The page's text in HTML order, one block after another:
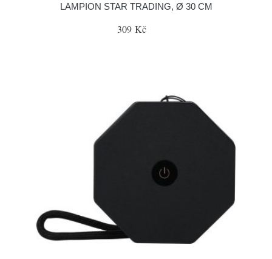
LAMPION STAR TRADING, Ø 30 CM
309 Kč